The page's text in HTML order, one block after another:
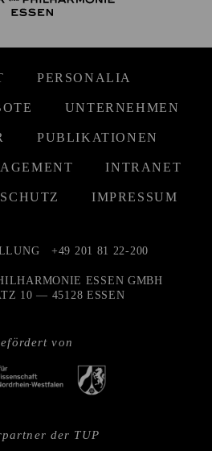
PERSONALIA
UNTERNEHMEN
PUBLIKATIONEN
INTRANET
IMPRESSUM
von
+49 201 81 22-200
ESSEN GMBH
10 — 45128 ESSEN
der TUP